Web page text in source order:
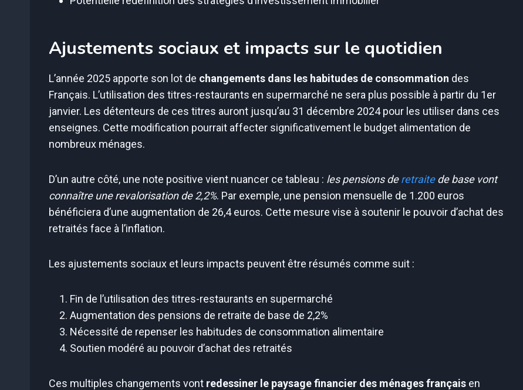
Ajustements sociaux et impacts sur le quotidien
L’année 2025 apporte son lot de changements dans les habitudes de consommation des
Français. L’utilisation des titres-restaurants en supermarché ne sera plus possible à partir du 1er
janvier. Les détenteurs de ces titres auront jusqu’au 31 décembre 2024 pour les utiliser dans ces
enseignes. Cette modification pourrait affecter significativement le budget alimentation de
nombreux ménages.
D’un autre côté, une note positive vient nuancer ce tableau : les pensions deretraitede base vont
connaître une revalorisation de 2,2%. Par exemple, une pension mensuelle de 1.200 euros
bénéficiera d’une augmentation de 26,4 euros. Cette mesure vise à soutenir le pouvoir d’achat des
retraités face à l’inflation.
Les ajustements sociaux et leurs impacts peuvent être résumés comme suit :
Fin de l’utilisation des titres-restaurants en supermarché
Augmentation des pensions de retraite de base de 2,2%
Nécessité de repenser les habitudes de consommation alimentaire
Soutien modéré au pouvoir d’achat des retraités
Ces multiples changements vont redessiner le paysage financier des ménages français en